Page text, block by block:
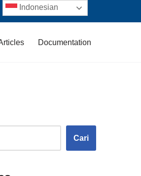
Documentation
Cari
Indonesian